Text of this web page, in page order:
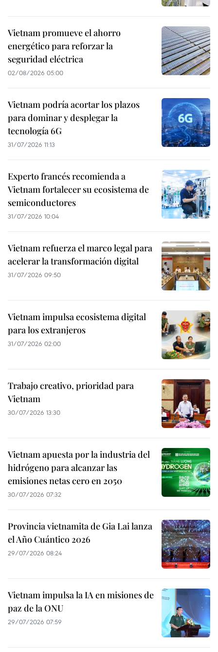
Vietnam promueve el ahorro
energético para reforzar la
seguridad eléctrica
02/08/2026 05:00
Vietnam podría acortar los plazos
para dominar y desplegar la
tecnología 6G
31/07/2026 11:13
Experto francés recomienda a
Vietnam fortalecer su ecosistema de
semiconductores
31/07/2026 10:04
Vietnam refuerza el marco legal para
acelerar la transformación digital
31/07/2026 09:50
Vietnam impulsa ecosistema digital
para los extranjeros
31/07/2026 02:00
Trabajo creativo, prioridad para
Vietnam
30/07/2026 13:30
Vietnam apuesta por la industria del
hidrógeno para alcanzar las
emisiones netas cero en 2050
30/07/2026 07:32
Provincia vietnamita de Gia Lai lanza
el Año Cuántico 2026
29/07/2026 08:24
Vietnam impulsa la IA en misiones de
paz de la ONU
29/07/2026 07:59